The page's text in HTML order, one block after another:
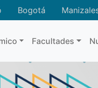
Bogotá
Facultades